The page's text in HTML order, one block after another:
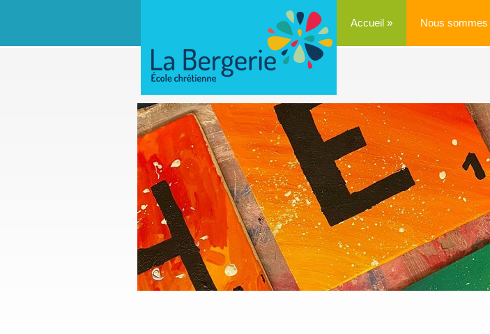
Accueil » Nous sommes